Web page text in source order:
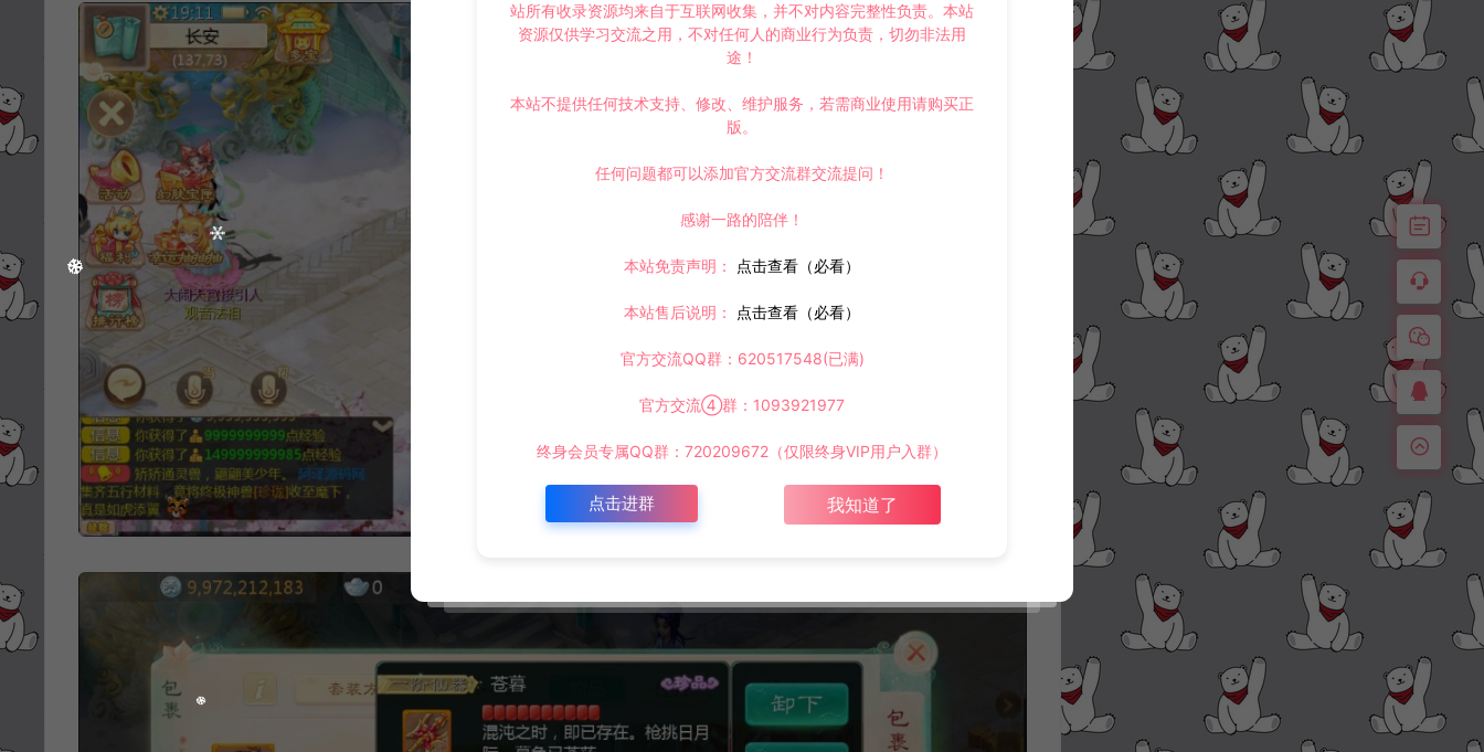
站所有收录资源均来自于互联网收集，并不对内容完整性负责。本站
资源仅供学习交流之用，不对任何人的商业行为负责，切勿非法用
途！
本站不提供任何技术支持、修改、维护服务，若需商业使用请购买正
版。
任何问题都可以添加官方交流群交流提问！
感谢一路的陪伴！
本站免责声明： 点击查看（必看）
本站售后说明： 点击查看（必看）
官方交流QQ群：620517548(已满)
官方交流④群：1093921977
终身会员专属QQ群：720209672（仅限终身VIP用户入群）
点击进群 我知道了